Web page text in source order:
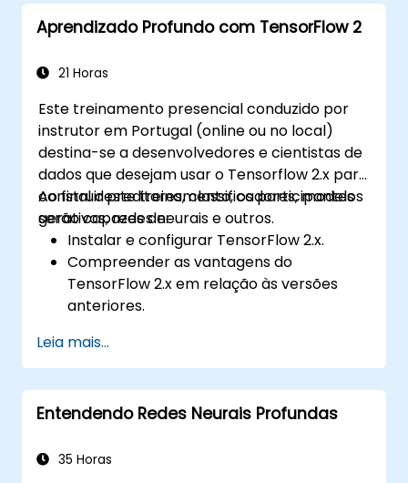
Aprendizado Profundo com TensorFlow 2
21 Horas
Este treinamento presencial conduzido por
instrutor em Portugal (online ou no local)
destina-se a desenvolvedores e cientistas de
dados que desejam usar o Tensorflow 2.x para
construir preditores, classificadores, modelos
gerativos, redes neurais e outros.
Ao final deste treinamento, os participantes
serão capazes de:
Instalar e configurar TensorFlow 2.x.
Compreender as vantagens do
TensorFlow 2.x em relação às versões
anteriores.
Implementar um classificador avançado
de imagens.
Implantar um modelo de aprendizado
profundo na nuvem, dispositivos móveis e
Leia mais...
Entendendo Redes Neurais Profundas
35 Horas